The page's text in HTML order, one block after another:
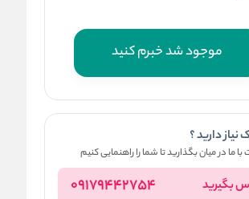
موجود شد خبرم کنید
دارید ؟
ما در میان بگذارید تا شما را راهنمایی کنیم
بگیرید 09179442754